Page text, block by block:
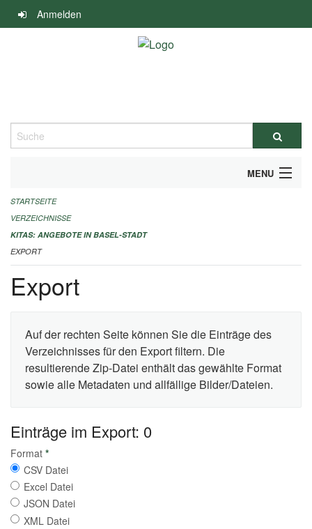
Navigation
überspringen
Anmelden
Suche
MENU
ALLGEMEINE INFORMATIONEN
IMPRESSUM
STARTSEITE
VERZEICHNISSE
KITAS: ANGEBOTE IN BASEL-STADT
EXPORT
Export
Auf der rechten Seite können Sie die Einträge des
Verzeichnisses für den Export filtern. Die
resultierende Zip-Datei enthält das gewählte Format
sowie alle Metadaten und allfällige Bilder/Dateien.
Einträge im Export: 0
Format *
CSV Datei
Excel Datei
JSON Datei
XML Datei